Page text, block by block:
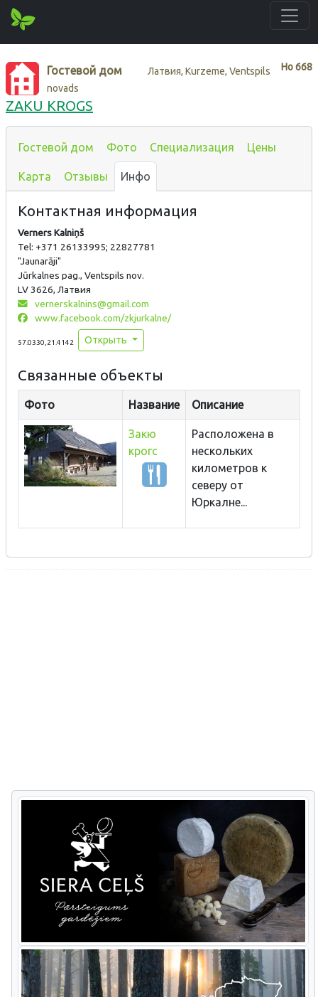
Нo668
Гостевой дом
Латвия, Kurzeme, Ventspils
novads
ZAKU KROGS
Гостевой дом Фото Специализация Цены
Карта Отзывы Инфо
Контактная информация
Verners Kalniņš
Tel: +371 26133995; 22827781
"Jaunarāji"
Jūrkalnes pag., Ventspils nov.
LV 3626, Латвия
vernerskalnins@gmail.com
www.facebook.com/zkjurkalne/
57.0330,21.4142 Открыть
Связанные объекты
Фото Название Описание
Закю
крогс
Расположена в
нескольких
километров к
северу от
Юркалне...